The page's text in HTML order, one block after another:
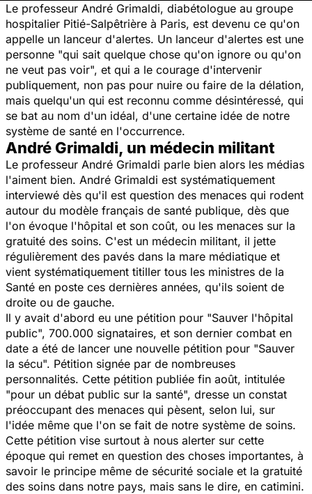
Le professeur André Grimaldi, diabétologue au groupe
hospitalier Pitié-Salpêtrière à Paris, est devenu ce qu'on
appelle un lanceur d'alertes. Un lanceur d'alertes est une
personne "qui sait quelque chose qu'on ignore ou qu'on
ne veut pas voir", et qui a le courage d'intervenir
publiquement, non pas pour nuire ou faire de la délation,
mais quelqu'un qui est reconnu comme désintéressé, qui
se bat au nom d'un idéal, d'une certaine idée de notre
système de santé en l'occurrence.
André Grimaldi, un médecin militant
Le professeur André Grimaldi parle bien alors les médias
l'aiment bien. André Grimaldi est systématiquement
interviewé dès qu'il est question des menaces qui rodent
autour du modèle français de santé publique, dès que
l'on évoque l'hôpital et son coût, ou les menaces sur la
gratuité des soins. C'est un médecin militant, il jette
régulièrement des pavés dans la mare médiatique et
vient systématiquement titiller tous les ministres de la
Santé en poste ces dernières années, qu'ils soient de
droite ou de gauche.
Il y avait d'abord eu une pétition pour "Sauver l'hôpital
public", 700.000 signataires, et son dernier combat en
date a été de lancer une nouvelle pétition pour "Sauver
la sécu". Pétition signée par de nombreuses
personnalités. Cette pétition publiée fin août, intitulée
"pour un débat public sur la santé", dresse un constat
préoccupant des menaces qui pèsent, selon lui, sur
l'idée même que l'on se fait de notre système de soins.
Cette pétition vise surtout à nous alerter sur cette
époque qui remet en question des choses importantes, à
savoir le principe même de sécurité sociale et la gratuité
des soins dans notre pays, mais sans le dire, en catimini.